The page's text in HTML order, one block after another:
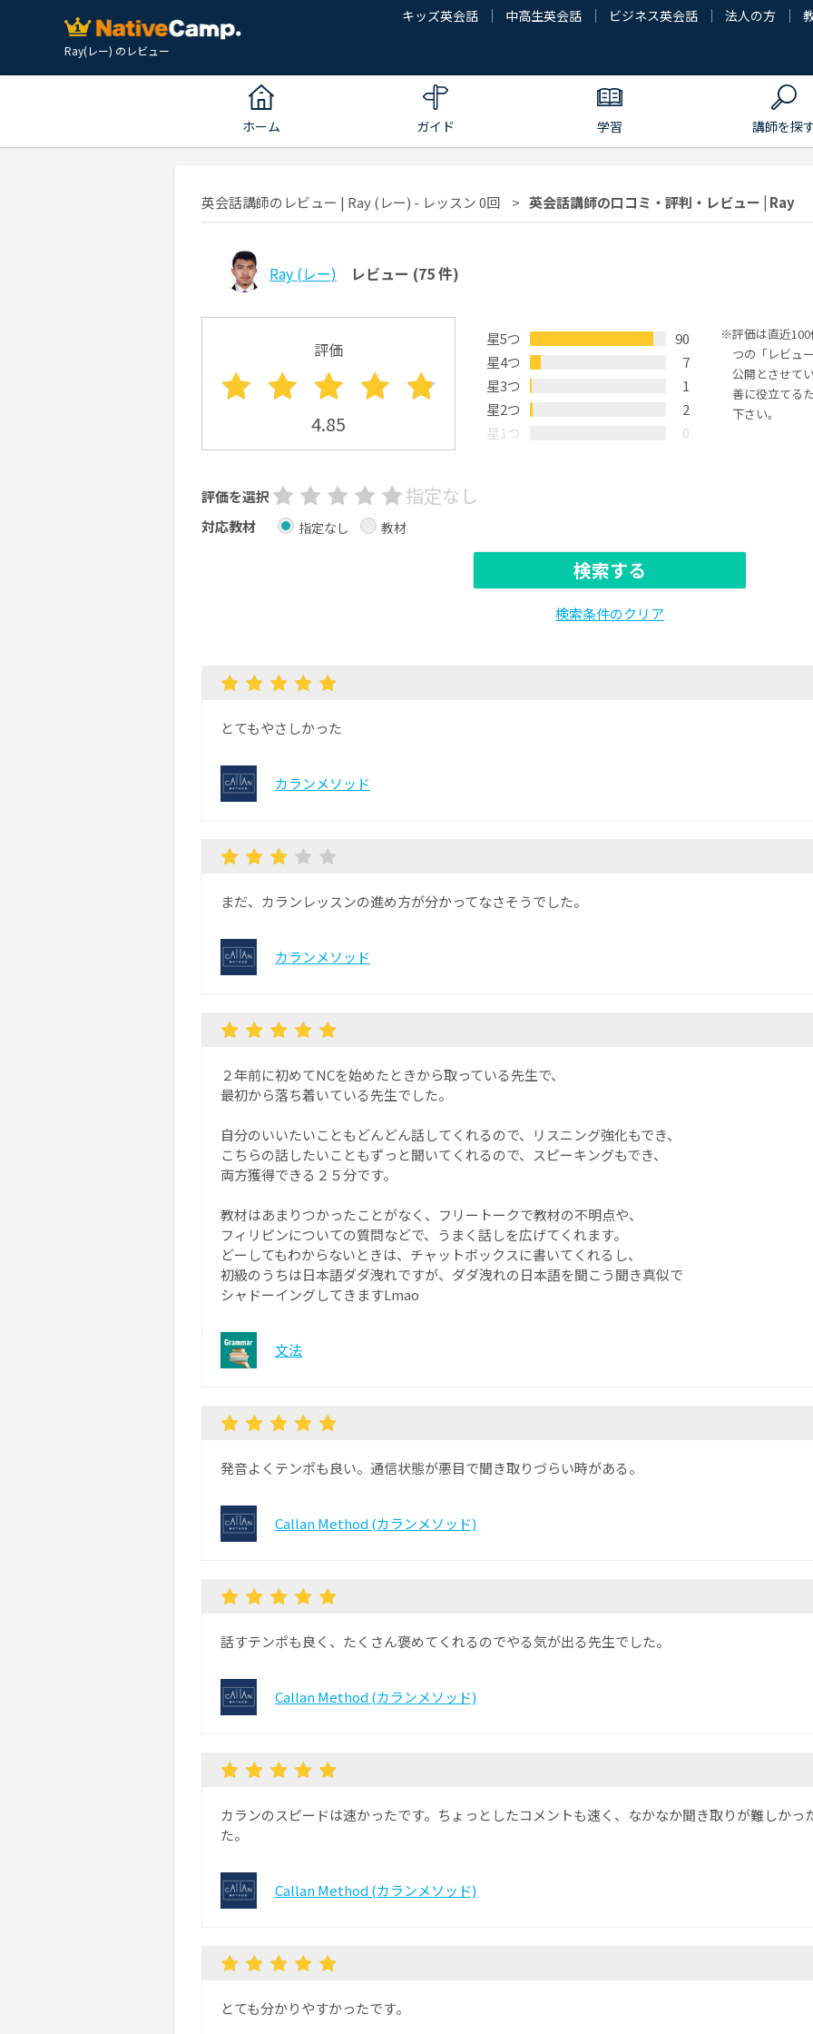
Ray(レー) のレビュー
キッズ英会話 中高生英会話 ビジネス英会話 法人の方
ホーム ガイド 学習 講師を探
英会話講師のレビュー | Ray (レー) - レッスン 0回 英会話講師の口コミ・評判・レビュー | Ray
Ray (レー) レビュー (75 件)
評価
4.85
星5つ
90
星4つ
7
星3つ
1
星2つ
2
星1つ
0
評価は直近
つの「レビュ
公開とさせて
善に役立てる
下さい。
評価を選択 指定なし
対応教材 指定なし 教材
検索する
検索条件のクリア
とてもやさしかった
カランメソッド
まだ、カランレッスンの進め方が分かってなさそうでした。
カランメソッド
２年前に初めてNCを始めたときから取っている先生で、
最初から落ち着いている先生でした。
自分のいいたいこともどんどん話してくれるので、リスニング強化もでき、
こちらの話したいこともずっと聞いてくれるので、スピーキングもでき、
両方獲得できる２５分です。
教材はあまりつかったことがなく、フリートークで教材の不明点や、
フィリピンについての質問などで、うまく話しを広げてくれます。
どーしてもわからないときは、チャットボックスに書いてくれるし、
初級のうちは日本語ダダ洩れですが、ダダ洩れの日本語を聞こう聞き真似で
シャドーイングしてきますLmao
文法
発音よくテンポも良い。通信状態が悪目で聞き取りづらい時がある。
Callan Method (カランメソッド)
話すテンポも良く、たくさん褒めてくれるのでやる気が出る先生でした。
Callan Method (カランメソッド)
カランのスピードは速かったです。ちょっとしたコメントも速く、なかなか聞き取りが難しかっ
た。
Callan Method (カランメソッド)
とても分かりやすかったです。